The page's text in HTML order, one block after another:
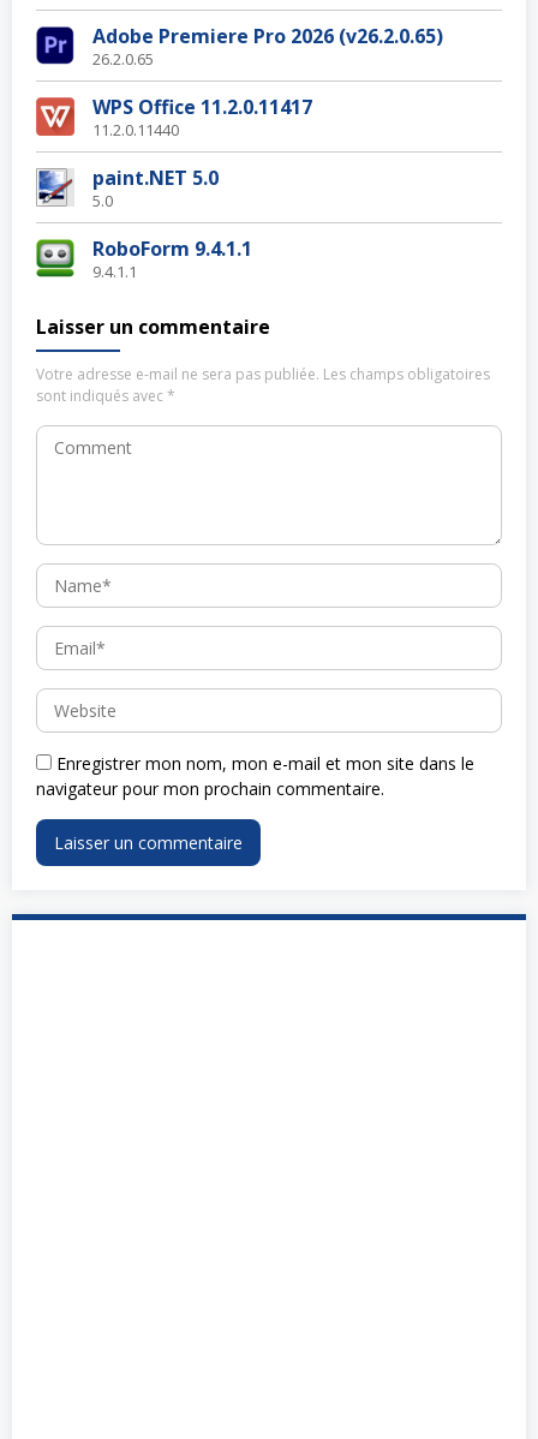
Adobe Premiere Pro 2026 (v26.2.0.65)
26.2.0.65
WPS Office 11.2.0.11417
11.2.0.11440
paint.NET 5.0
5.0
RoboForm 9.4.1.1
9.4.1.1
Laisser un commentaire
Votre adresse e-mail ne sera pas publiée. Les champs obligatoires
sont indiqués avec*
Enregistrer mon nom, mon e-mail et mon site dans le
navigateur pour mon prochain commentaire.